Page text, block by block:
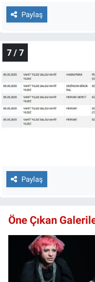
Paylaş
7 / 7
Paylaş
Öne Çıkan